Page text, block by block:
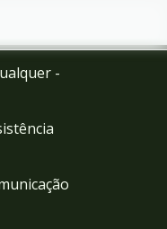
-